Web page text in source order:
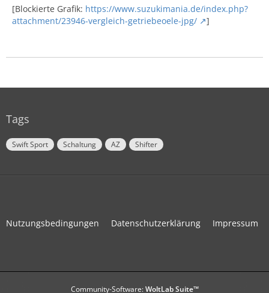
Wollte für es Getriebe auch was von ROWE nehmen aber
deren ihr Öl Wegweiser spuckt nix aus beim Getriebe..
[Blockierte Grafik: https://www.suzukimania.de/index.php?
attachment/23946-vergleich-getriebeoele-jpg/
]
Tags
Swift Sport Schaltung AZ Shifter
Nutzungsbedingungen Datenschutzerklärung Impressum
Community-Software:WoltLab Suite™